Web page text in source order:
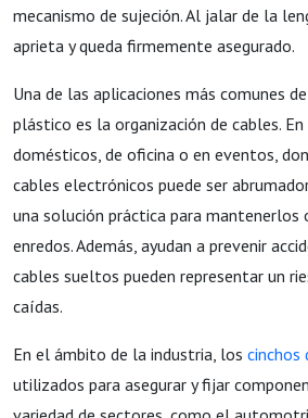
mecanismo de sujeción. Al jalar de la
aprieta y queda firmemente asegurado.
Una de las aplicaciones más comunes
plástico es la organización de cables.
domésticos, de oficina o en eventos,
cables electrónicos puede ser
una solución práctica para mantenerlos
enredos. Además, ayudan a prevenir
cables sueltos pueden representar un
caídas.
En el ámbito de la industria, los cinchos
utilizados para asegurar y fijar